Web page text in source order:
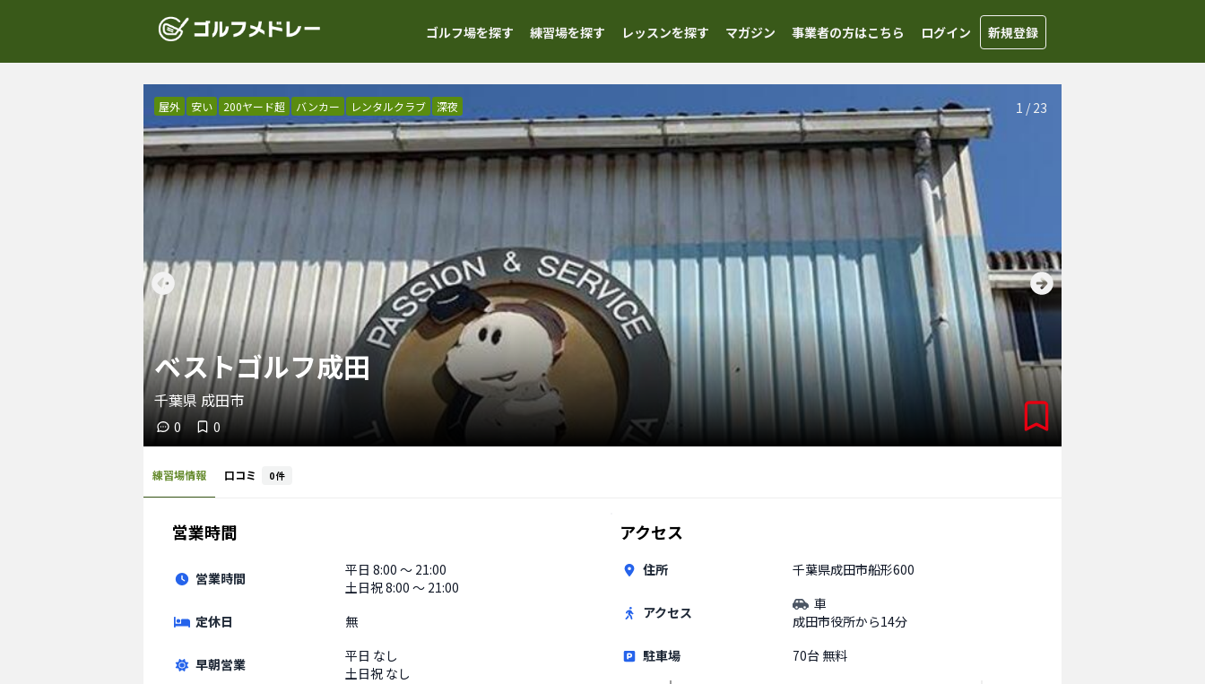
ゴルフ場を探す 練習場を探す レッスンを探す マガジン 事業者の方はこちら ログイン 新規登録
1 / 23
屋外 安い 200ヤード超 バンカー レンタルクラブ 深夜
ベストゴルフ成田
千葉県 成田市
0 0
練習場情報 口コミ 0件
営業時間
営業時間 平日 8:00 〜 21:00
土日祝8:00 〜 21:00
定休日
無
早朝営業 平日 なし
土日祝 なし
アクセス
住所 千葉県成田市船形600
アクセス
車
成田市役所から14分
駐車場
70台 無料